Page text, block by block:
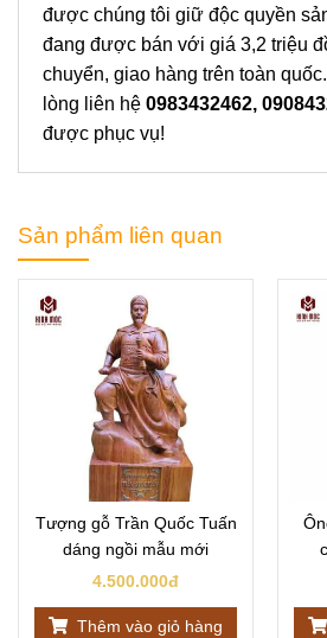
được chúng tôi giữ độc quyền
đang được bán với giá 3,2 triệu
chuyển, giao hàng trên toàn
lòng liên hệ 0983432462,
được phục vụ!
Sản phẩm liên quan
Tượng gỗ Trần Quốc Tuấn
dáng ngồi mẫu mới
4.500.000đ
Thêm vào giỏ hàng